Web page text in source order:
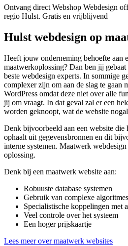
Ontvang direct Webshop Webdesign
regio Hulst. Gratis en vrijblijvend
Hulst webdesign op
Heeft jouw onderneming behoefte aan
maatwerkoplossing? Dan ben jij
beste webdesign experts. In sommige
complexer zijn om aan de slag te gaan
WordPress omdat deze niet over alle
jij om vraagt. In dat geval zal er een
worden geknoopt, wat de website
Denk bijvoorbeeld aan een website die
ophaalt uit gegevensbronnen en dit
interne systemen. Maatwerk
oplossing.
Denk bij een maatwerk website aan:
Robuuste database systemen
Gebruik van complexe algoritmes
Specialistische koppelingen met
Veel controle over het systeem
Een hoger prijskaartje
Lees meer over maatwerk websites